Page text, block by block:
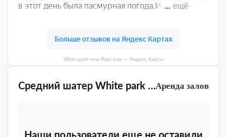
Средний шатер White park new Riga bayАренда залов
White park new Riga bay — Яндекс Карты